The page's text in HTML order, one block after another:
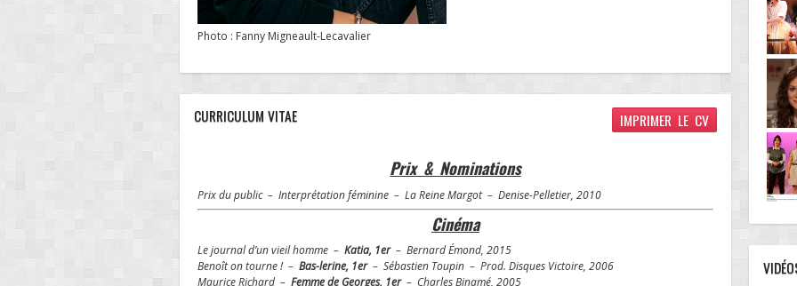
Photo : Fanny Migneault-Lecavalier
CURRICULUM VITAE IMPRIMER LE CV
Prix & Nominations
Prix du public – Interprétation féminine – La Reine Margot – Denise-Pelletier, 2010
Cinéma
Le journal d’un vieil homme – Katia, 1er – Bernard Émond, 2015
Benoît on tourne ! – Bas-lerine, 1er– Sébastien Toupin – Prod. Disques Victoire, 2006
Maurice Richard – Femme de Georges, 1er – Charles Binamé, 2005